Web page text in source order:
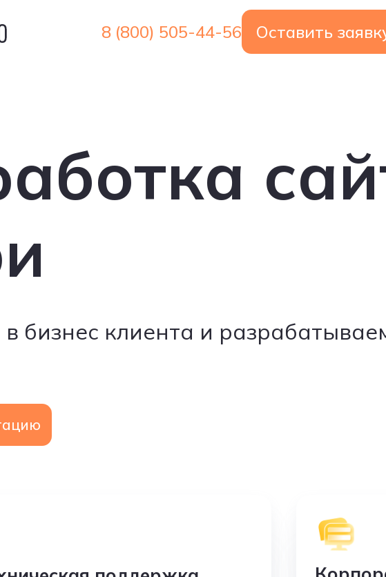
8 (800) 505-44-56
Оставить
бизнес клиента и